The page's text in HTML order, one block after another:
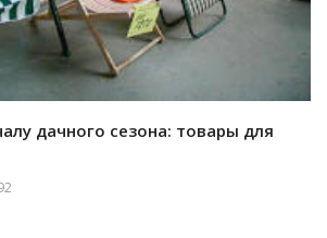
дачного сезона: товары для